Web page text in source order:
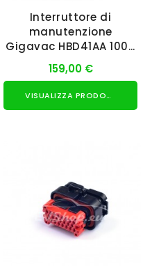
Interruttore di
manutenzione
Gigavac HBD41AA 1000
V 400 A
159,00 €
VISUALIZZA PRODOTTO